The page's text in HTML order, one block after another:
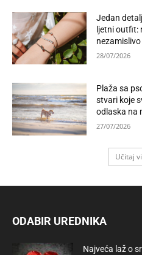
Jedan
ljetni outfit:
nezamislivo
28/07/2026
Plaža sa
stvari koje
odlaska na
27/07/2026
Učitaj
ODABIR UREDNIKA
Najveća laž o